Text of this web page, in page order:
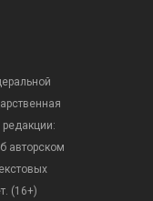
авторском
(16+)